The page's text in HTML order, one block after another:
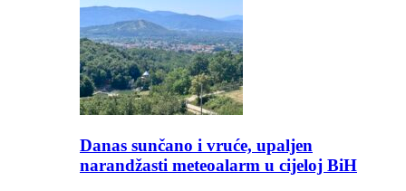
Danas sunčano i vruće, upaljen
narandžasti meteoalarm u cijeloj BiH